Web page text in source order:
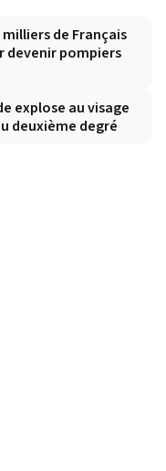
de Français
devenir pompiers
explose au visage
deuxième degré